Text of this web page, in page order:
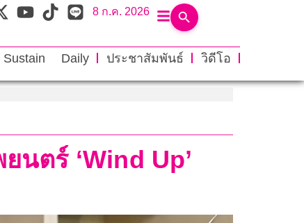
8 ก.ค. 2026
Sustain Daily ประชาสัมพันธ์
วิดีโอ
นตร์ ‘Wind Up’